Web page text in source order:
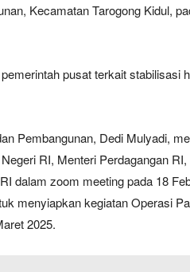
Kecamatan Tarogong Kidul,
pusat terkait stabilisasi
Pembangunan, Dedi Mulyadi,
RI, Menteri Perdagangan
dalam zoom meeting pada 18
menyiapkan kegiatan Operasi
2025.